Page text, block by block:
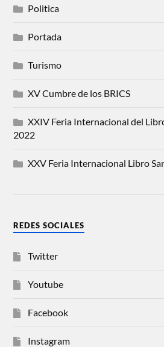
Politica
Portada
Turismo
XV Cumbre de los BRICS
XXIV Feria Internacional del
2022
XXV Feria Internacional Libro
REDES SOCIALES
Twitter
Youtube
Facebook
Instagram